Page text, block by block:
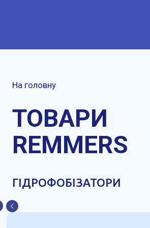
На головну
ТОВАРИ
REMMERS
ГІДРОФОБІЗАТОРИ